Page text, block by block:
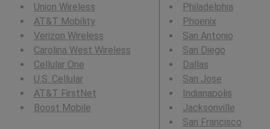
Union Wireless
AT&T Mobility
Verizon Wireless
Carolina West Wireless
Cellular One
U.S. Cellular
AT&T FirstNet
Boost Mobile
Philadelphia
Phoenix
San Antonio
San Diego
Dallas
San Jose
Indianapolis
Jacksonville
San Francisco